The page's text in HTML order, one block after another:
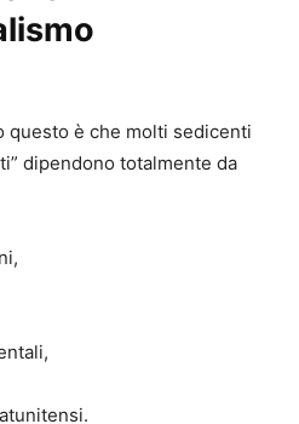
questo è che molti sedicenti
dipendono totalmente da